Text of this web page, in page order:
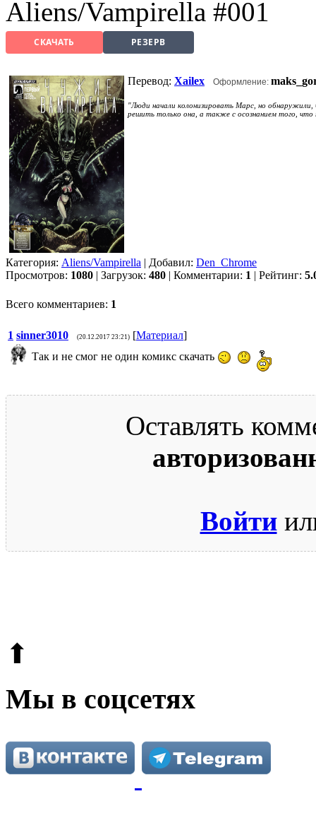
Aliens/Vampirella #001
СКАЧАТЬ РЕЗЕРВ
Перевод: Xailex Оформление:
"Люди начали колонизировать Марс, но
решить только она, а также с осознанием того,
Категория: Aliens/Vampirella | Добавил: Den_Chrome
Просмотров: 1080 | Загрузок: 480 | Комментарии: 1 | Рейтинг:
Всего комментариев: 1
1 sinner3010 (20.12.2017 23:21) [Материал]
Так и не смог не один комикс скачать
Оставлять
Войти
⬆
Мы в соцсетях